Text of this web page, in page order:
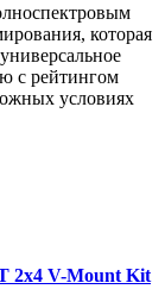
которая
с рейтингом
условиях
2x4 V-Mount Kit